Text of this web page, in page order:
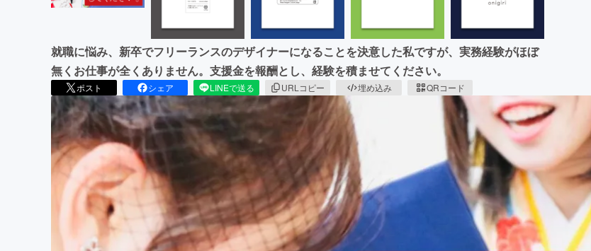
就職に悩み、新卒でフリーランスのデザイナーになることを決意した私ですが、実務経験がほぼ
無くお仕事が全くありません。支援金を報酬とし、経験を積ませてください。
ポスト シェア LINEで送る URLコピー 埋め込み QRコード